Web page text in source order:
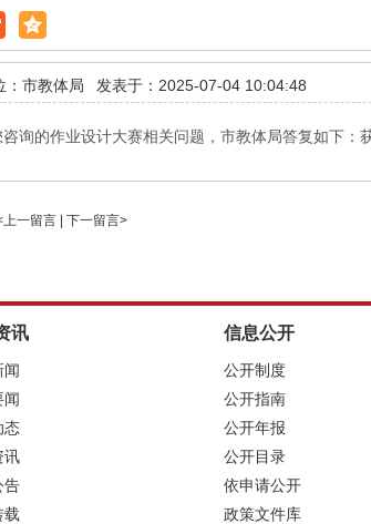
：市教体局 发表于：2025-07-04 10:04:48
询的作业设计大赛相关问题，市教体局答复如下：
上一留言 下一留言>
讯
闻
闻
态
讯
告
载
信息公开
公开制度
公开指南
公开年报
公开目录
依申请公开
政策文件库